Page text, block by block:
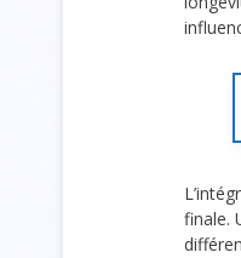
finale.